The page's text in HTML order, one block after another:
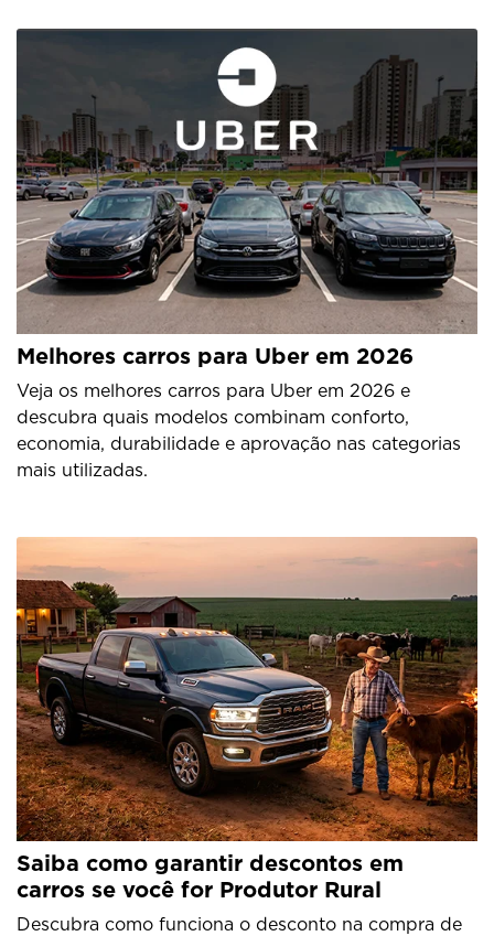
Melhores carros para Uber em 2026
Veja os melhores carros para Uber em 2026 e
descubra quais modelos combinam conforto,
economia, durabilidade e aprovação nas categorias
mais utilizadas.
Saiba como garantir descontos em
carros se você for Produtor Rural
Descubra como funciona o desconto na compra de